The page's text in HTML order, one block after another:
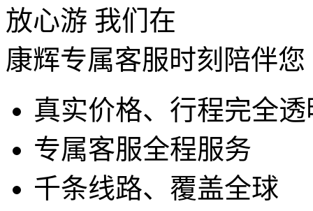
放心游 我们在
康辉专属客服时刻陪伴您
真实价格、行程完全透
专属客服全程服务
千条线路、覆盖全球